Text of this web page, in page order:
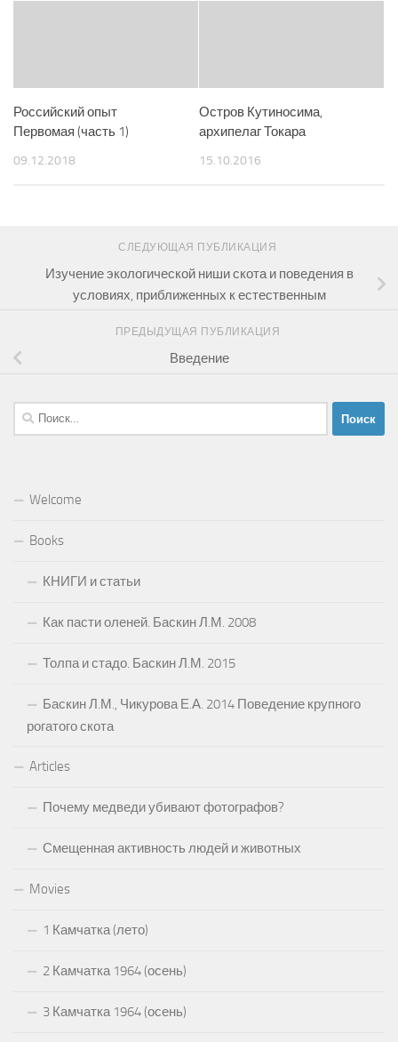
Российский опыт
Первомая (часть 1)
09.12.2018
Остров Кутиносима,
архипелаг Токара
15.10.2016
СЛЕДУЮЩАЯ ПУБЛИКАЦИЯ
Изучение экологической ниши скота и поведения в
условиях, приближенных к естественным
ПРЕДЫДУЩАЯ ПУБЛИКАЦИЯ
Введение
Найти:
Welcome
Books
КНИГИ и статьи
Как пасти оленей. Баскин Л.М. 2008
Толпа и стадо. Баскин Л.М. 2015
Баскин Л.М., Чикурова Е.А. 2014 Поведение крупного
рогатого скота
Articles
Почему медведи убивают фотографов?
Смещенная активность людей и животных
Movies
1 Камчатка (лето)
2 Камчатка 1964 (осень)
3 Камчатка 1964 (осень)